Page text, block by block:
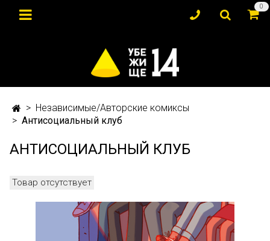
0
Независимые/Авторские комиксы
Антисоциальный клуб
АНТИСОЦИАЛЬНЫЙ КЛУБ
Товар отсутствует